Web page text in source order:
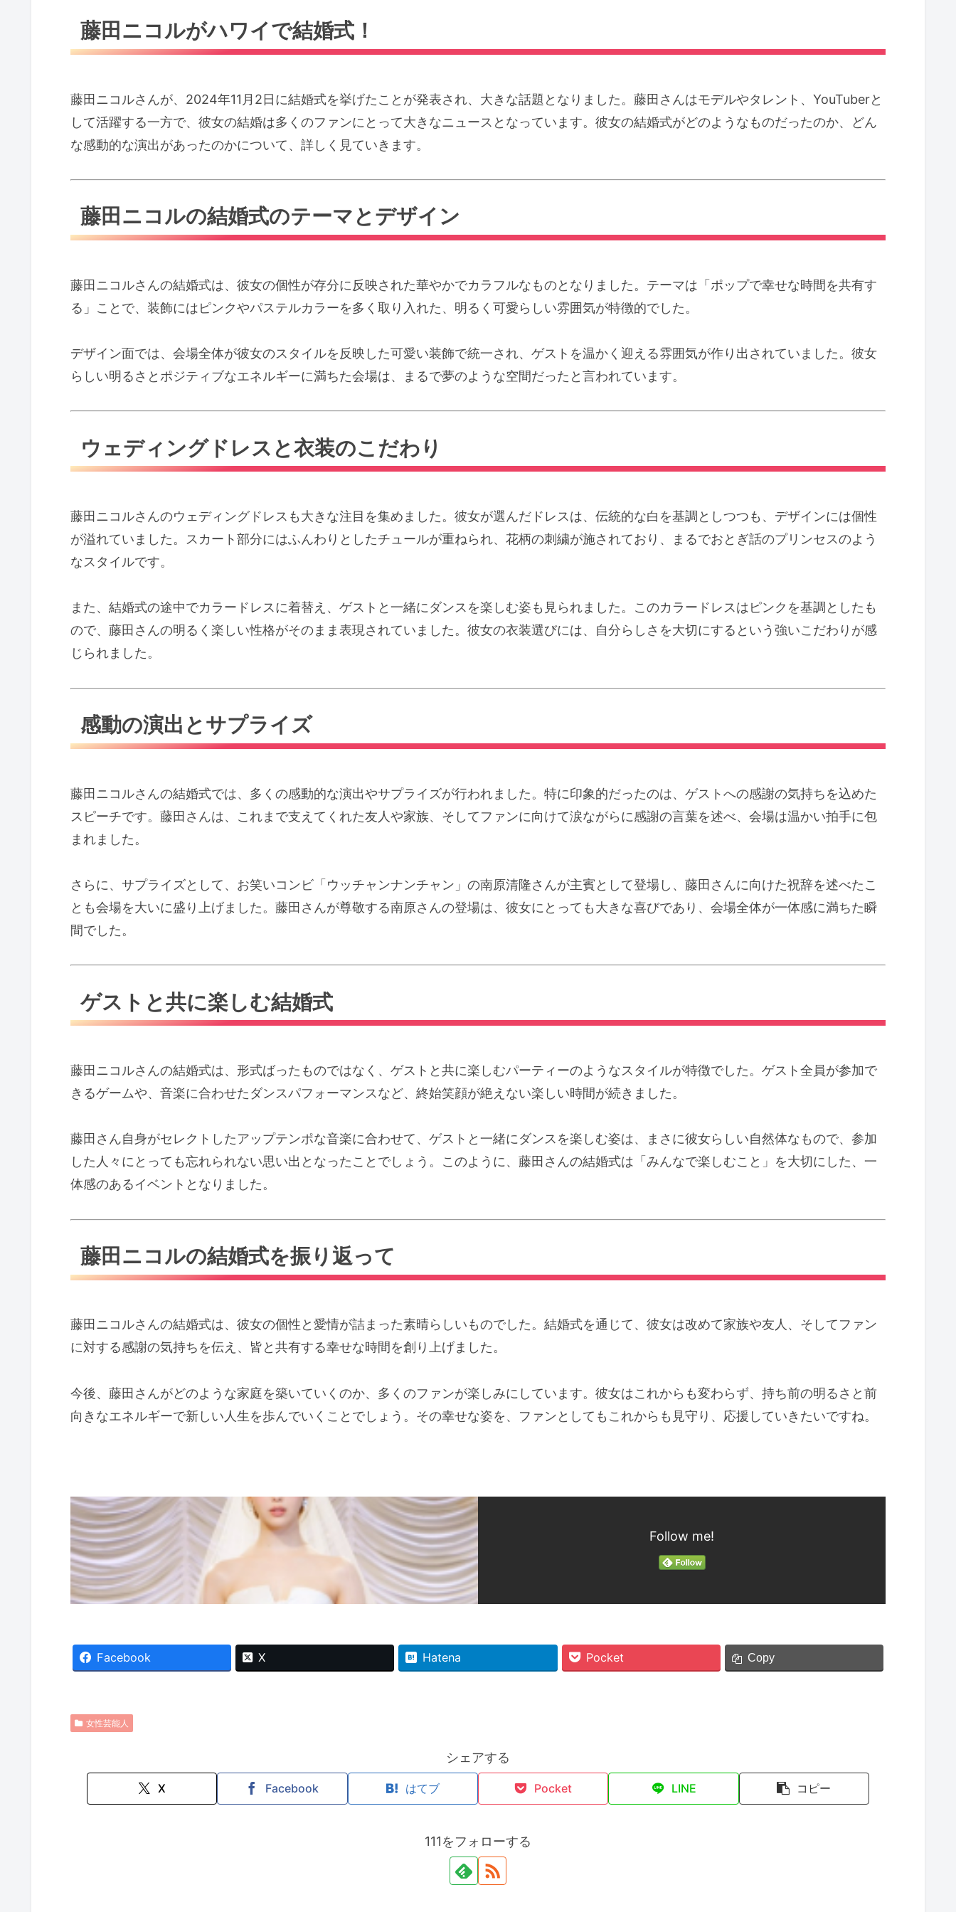
藤田ニコルがハワイで結婚式！
藤田ニコルさんが、2024年11月2日に結婚式を挙げたことが発表され、大きな話題となりました。藤田さんはモデルやタレント、YouTuberと
して活躍する一方で、彼女の結婚は多くのファンにとって大きなニュースとなっています。彼女の結婚式がどのようなものだったのか、どん
な感動的な演出があったのかについて、詳しく見ていきます。
藤田ニコルの結婚式のテーマとデザイン
藤田ニコルさんの結婚式は、彼女の個性が存分に反映された華やかでカラフルなものとなりました。テーマは「ポップで幸せな時間を共有す
る」ことで、装飾にはピンクやパステルカラーを多く取り入れた、明るく可愛らしい雰囲気が特徴的でした。
デザイン面では、会場全体が彼女のスタイルを反映した可愛い装飾で統一され、ゲストを温かく迎える雰囲気が作り出されていました。彼女
らしい明るさとポジティブなエネルギーに満ちた会場は、まるで夢のような空間だったと言われています。
ウェディングドレスと衣装のこだわり
藤田ニコルさんのウェディングドレスも大きな注目を集めました。彼女が選んだドレスは、伝統的な白を基調としつつも、デザインには個性
が溢れていました。スカート部分にはふんわりとしたチュールが重ねられ、花柄の刺繍が施されており、まるでおとぎ話のプリンセスのよう
なスタイルです。
また、結婚式の途中でカラードレスに着替え、ゲストと一緒にダンスを楽しむ姿も見られました。このカラードレスはピンクを基調としたも
ので、藤田さんの明るく楽しい性格がそのまま表現されていました。彼女の衣装選びには、自分らしさを大切にするという強いこだわりが感
じられました。
感動の演出とサプライズ
藤田ニコルさんの結婚式では、多くの感動的な演出やサプライズが行われました。特に印象的だったのは、ゲストへの感謝の気持ちを込めた
スピーチです。藤田さんは、これまで支えてくれた友人や家族、そしてファンに向けて涙ながらに感謝の言葉を述べ、会場は温かい拍手に包
まれました。
さらに、サプライズとして、お笑いコンビ「ウッチャンナンチャン」の南原清隆さんが主賓として登場し、藤田さんに向けた祝辞を述べたこ
とも会場を大いに盛り上げました。藤田さんが尊敬する南原さんの登場は、彼女にとっても大きな喜びであり、会場全体が一体感に満ちた瞬
間でした。
ゲストと共に楽しむ結婚式
藤田ニコルさんの結婚式は、形式ばったものではなく、ゲストと共に楽しむパーティーのようなスタイルが特徴でした。ゲスト全員が参加で
きるゲームや、音楽に合わせたダンスパフォーマンスなど、終始笑顔が絶えない楽しい時間が続きました。
藤田さん自身がセレクトしたアップテンポな音楽に合わせて、ゲストと一緒にダンスを楽しむ姿は、まさに彼女らしい自然体なもので、参加
した人々にとっても忘れられない思い出となったことでしょう。このように、藤田さんの結婚式は「みんなで楽しむこと」を大切にした、一
体感のあるイベントとなりました。
藤田ニコルの結婚式を振り返って
藤田ニコルさんの結婚式は、彼女の個性と愛情が詰まった素晴らしいものでした。結婚式を通じて、彼女は改めて家族や友人、そしてファン
に対する感謝の気持ちを伝え、皆と共有する幸せな時間を創り上げました。
今後、藤田さんがどのような家庭を築いていくのか、多くのファンが楽しみにしています。彼女はこれからも変わらず、持ち前の明るさと前
向きなエネルギーで新しい人生を歩んでいくことでしょう。その幸せな姿を、ファンとしてもこれからも見守り、応援していきたいですね。
Follow me!
Facebook X Hatena Pocket Copy
女性芸能人
シェアする
X Facebook はてブ Pocket LINE コピー
111をフォローする